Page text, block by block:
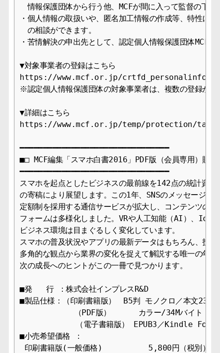
情報保護団体から行う他、MCFが間に入って監督の下
・個人情報の取扱いや、匿名加工情報の作成等、特性に
の相談ができます。
・苦情解決の申出先として、認定個人情報保護団体MCF
▼対象事業者の登録はこちら
https://www.mcf.or.jp/crtfd_personalinfo/
※認定個人情報保護団体の対象事業者は、複数の登録が可
▼詳細はこちら
https://www.mcf.or.jp/temp/protection/
━━━━━━━━━━━━━━━━━━━━━━━━━━━━━━━━
■□ MCF編集「スマホ白書2016」PDF版（会員専用）販
━━━━━━━━━━━━━━━━━━━━━━━━━━━━━━━━
スマホを起点としたビジネスの最前線を142点の統計資料
の寄稿により展望します。この1年、SNSのメッセージン
定額制を採用する通信サービスが拡大し、コンテンツのプ
フォームは多様化しました。VRや人工知能（AI）、IoT
ビジネス環境は目まぐるしく変化しています。
スマホの普及状況やアプリの最新データはもちろん、技
多角的な観点から業界の変化を捉えて解説する唯一の年鑑
次の成長へのヒントがこの一冊で見つかります。
■発   行 ：株式会社インプレスR&D
■製品仕様：（印刷書籍版）　B5判 モノクロ／本文232
（PDF版） 　　　カラー/34Mバイト ※本文
（電子書籍版）
■小売希望価格 ：
印刷書籍版(一般価格) 　　    　5,800円（税別）